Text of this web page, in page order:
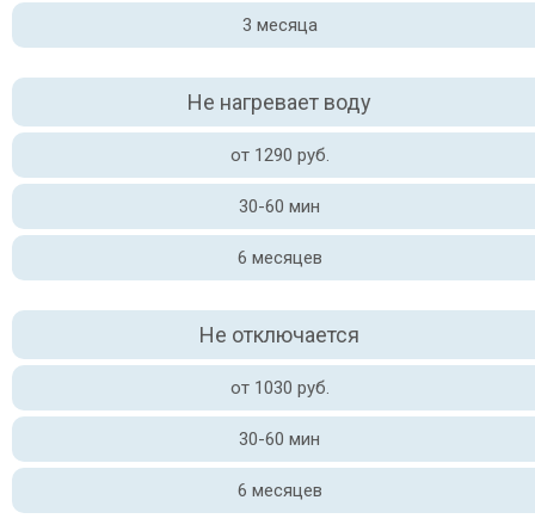
3 месяца
Не нагревает воду
от 1290 руб.
30-60 мин
6 месяцев
Не отключается
от 1030 руб.
30-60 мин
6 месяцев